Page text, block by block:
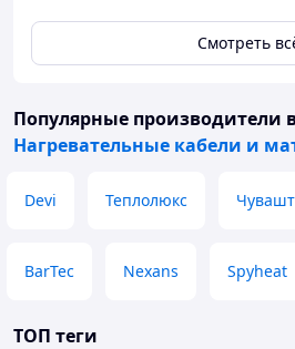
Смотреть
Популярные производители
Нагревательные кабели и
Devi Теплолюкс
BarTec Nexans Spyheat
ТОП теги